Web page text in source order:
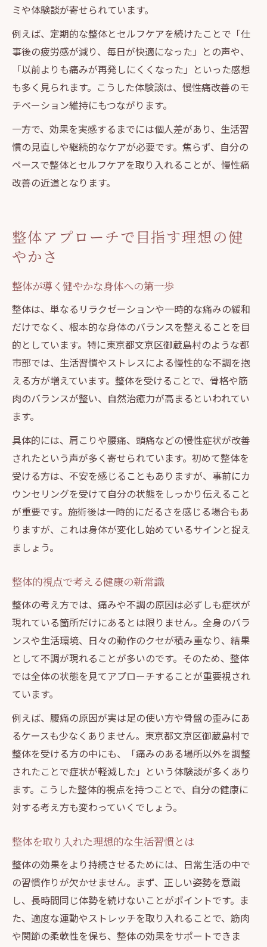
ミや体験談が寄せられています。
例えば、定期的な整体とセルフケアを続けたことで「仕
事後の疲労感が減り、毎日が快適になった」との声や、
「以前よりも痛みが再発しにくくなった」といった感想
も多く見られます。こうした体験談は、慢性痛改善のモ
チベーション維持にもつながります。
一方で、効果を実感するまでには個人差があり、生活習
慣の見直しや継続的なケアが必要です。焦らず、自分の
ペースで整体とセルフケアを取り入れることが、慢性痛
改善の近道となります。
整体アプローチで目指す理想の健
やかさ
整体が導く健やかな身体への第一歩
整体は、単なるリラクゼーションや一時的な痛みの緩和
だけでなく、根本的な身体のバランスを整えることを目
的としています。特に東京都文京区御蔵島村のような都
市部では、生活習慣やストレスによる慢性的な不調を抱
える方が増えています。整体を受けることで、骨格や筋
肉のバランスが整い、自然治癒力が高まるといわれてい
ます。
具体的には、肩こりや腰痛、頭痛などの慢性症状が改善
されたという声が多く寄せられています。初めて整体を
受ける方は、不安を感じることもありますが、事前にカ
ウンセリングを受けて自分の状態をしっかり伝えること
が重要です。施術後は一時的にだるさを感じる場合もあ
りますが、これは身体が変化し始めているサインと捉え
ましょう。
整体的視点で考える健康の新常識
整体の考え方では、痛みや不調の原因は必ずしも症状が
現れている箇所だけにあるとは限りません。全身のバラ
ンスや生活環境、日々の動作のクセが積み重なり、結果
として不調が現れることが多いのです。そのため、整体
では全体の状態を見てアプローチすることが重要視され
ています。
例えば、腰痛の原因が実は足の使い方や骨盤の歪みにあ
るケースも少なくありません。東京都文京区御蔵島村で
整体を受ける方の中にも、「痛みのある場所以外を調整
されたことで症状が軽減した」という体験談が多くあり
ます。こうした整体的視点を持つことで、自分の健康に
対する考え方も変わっていくでしょう。
整体を取り入れた理想的な生活習慣とは
整体の効果をより持続させるためには、日常生活の中で
の習慣作りが欠かせません。まず、正しい姿勢を意識
し、長時間同じ体勢を続けないことがポイントです。ま
た、適度な運動やストレッチを取り入れることで、筋肉
や関節の柔軟性を保ち、整体の効果をサポートできま